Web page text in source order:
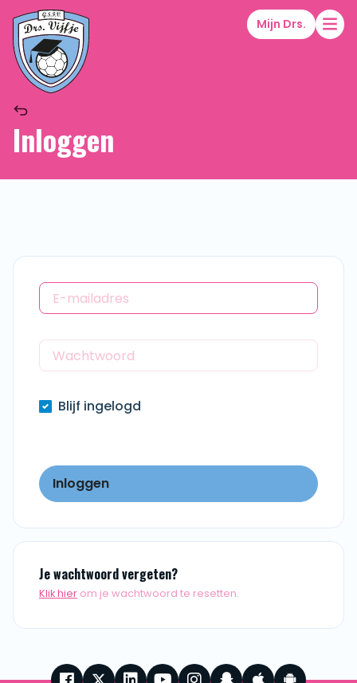
Mijn Drs.
Inloggen
Blijf ingelogd
Inloggen
Je wachtwoord vergeten?
Klik hier om je wachtwoord te resetten.